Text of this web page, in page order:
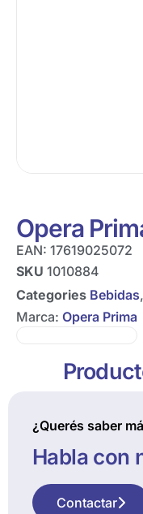
Opera
EAN: 17619025072
SKU 1010884
Categories Bebidas,
Marca: Opera Prima
¿Querés saber
Habla con
Contactar